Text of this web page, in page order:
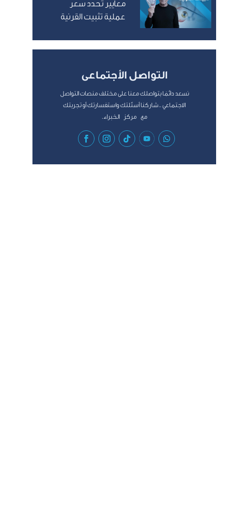
معايير تُحدد سعر
عملية تثبيت القرنية
التواصل الأجتماعى
نسعد دائمًا بتواصلك معنا على مختلف منصات التواصل
الاجتماعي ..شاركنا أسئلتك واستفسارتك أو تجربتك
مع مركز الخبراء.